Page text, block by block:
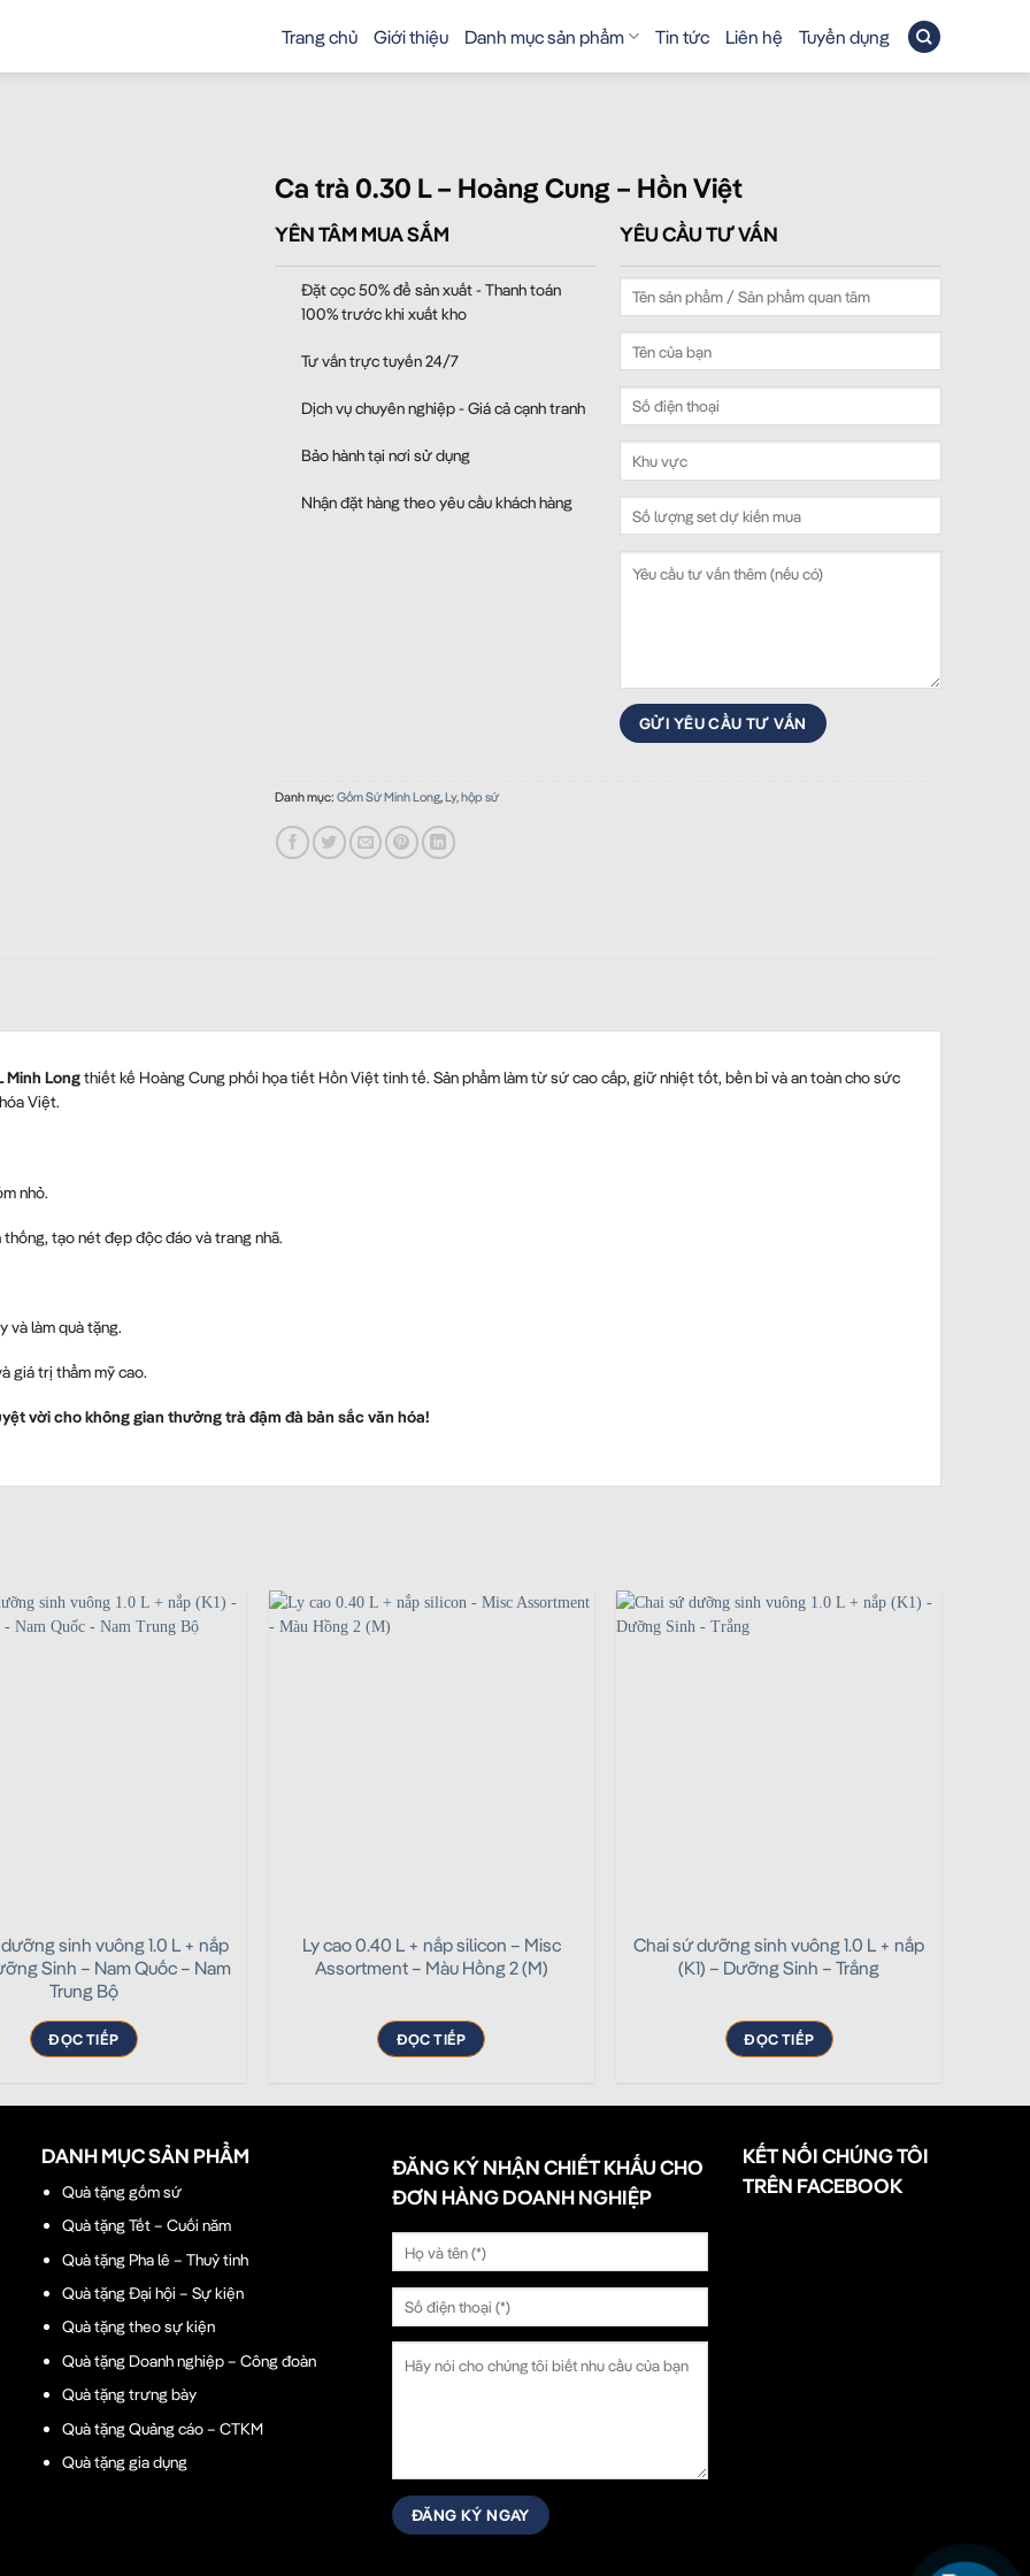
Trang chủ Giới thiệu Danh mục sản phẩm Tin tức Liên hệ Tuyển dụng
Ca trà 0.30 L – Hoàng Cung – Hồn Việt
YÊN TÂM MUA SẮM
Đặt cọc 50% để sản xuất - Thanh toán
100% trước khi xuất kho
Tư vấn trực tuyến 24/7
Dịch vụ chuyên nghiệp - Giá cả cạnh tranh
Bảo hành tại nơi sử dụng
Nhận đặt hàng theo yêu cầu khách hàng
YÊU CẦU TƯ VẤN
Danh mục: Gốm Sứ Minh Long,Ly, hộp sứ
Minh Longthiết kế Hoàng Cung phối họa tiết Hồn Việt tinh tế. Sản phẩm làm từ sứ cao cấp, giữ nhiệt tốt, bền bỉ và an toàn cho sức
Việt.
nhỏ.
tạo nét đẹp độc đáo và trang nhã.
và làm quà tặng.
giá trị thẩm mỹ cao.
vời cho không gian thưởng trà đậm đà bản sắc văn hóa!
sinh vuông 1.0 L + nắp
Sinh – Nam Quốc – Nam
Trung Bộ
ĐỌC TIẾP
Ly cao 0.40 L + nắp silicon – Misc
Assortment – Màu Hồng 2 (M)
ĐỌC TIẾP
Chai sứ dưỡng sinh vuông 1.0 L + nắp
(K1) – Dưỡng Sinh – Trắng
ĐỌC TIẾP
DANH MỤC SẢN PHẨM
Quà tặng gốm sứ
Quà tặng Tết – Cuối năm
Quà tặng Pha lê – Thuỷ tinh
Quà tặng Đại hội – Sự kiện
Quà tặng theo sự kiện
Quà tặng Doanh nghiệp – Công đoàn
Quà tặng trưng bày
Quà tặng Quảng cáo – CTKM
Quà tặng gia dụng
ĐĂNG KÝ NHẬN CHIẾT KHẤU CHO
ĐƠN HÀNG DOANH NGHIỆP
KẾT NỐI CHÚNG TÔI
TRÊN FACEBOOK